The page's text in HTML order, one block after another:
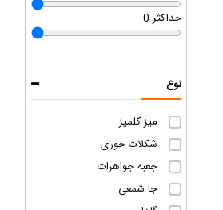
0 حداکثر
نوع
میز گلمیز
شکلات خوری
جعبه جواهرات
جا شمعی